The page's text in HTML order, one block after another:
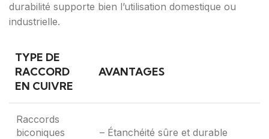
durabilité supporte bien l’utilisation domestique ou
industrielle.
TYPE DE
RACCORD
EN CUIVRE
AVANTAGES
Raccords
biconiques
– Étanchéité sûre et durable